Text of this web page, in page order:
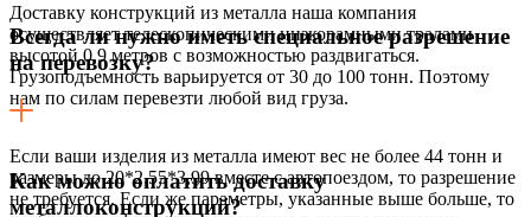
Доставку конструкций из металла наша компания
осуществляет телескопическими низкорамными тралами
высотой 0,9 метров с возможностью раздвигаться.
Грузоподъемность варьируется от 30 до 100 тонн. Поэтому
нам по силам перевезти любой вид груза.
Всегда ли нужно иметь специальное разрешение
на перевозку?
Если ваши изделия из металла имеют вес не более 44 тонн и
размеры до 20*2,55*3,99 вместе с автопоездом, то разрешение
не требуется. Если же параметры, указанные выше больше, то
Как можно оплатить доставку
металлоконструкций?